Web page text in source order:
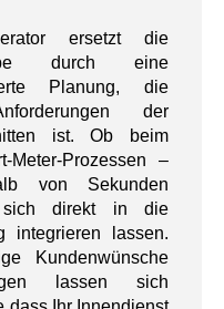
ersetzt die
durch eine
Planung, die
der
ist. Ob beim
Meter-Prozessen –
von Sekunden
sich direkt in die
integrieren lassen.
Kundenwünsche
lassen sich